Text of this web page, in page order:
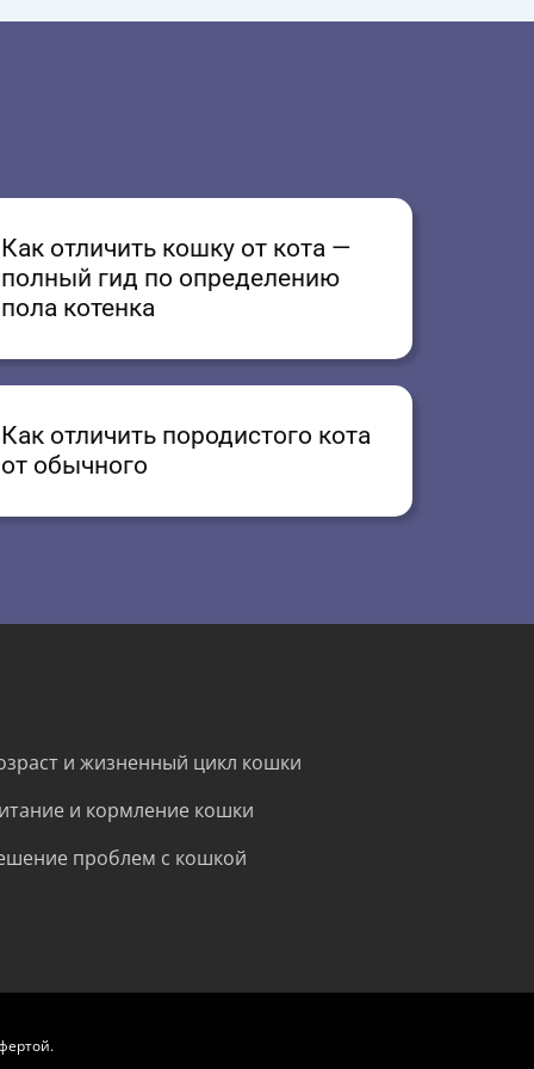
Как отличить кошку от кота —
полный гид по определению
пола котенка
Как отличить породистого кота
от обычного
и жизненный цикл кошки
и кормление кошки
проблем с кошкой